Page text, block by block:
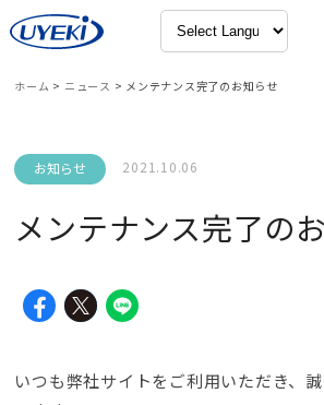
ホーム > ニュース > メンテナンス完了のお知らせ
2021.10.06
お知らせ
メンテナンス完了の
いつも弊社サイトをご利用いただき、